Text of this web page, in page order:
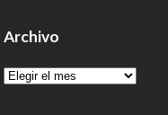
Archivo
Archivo